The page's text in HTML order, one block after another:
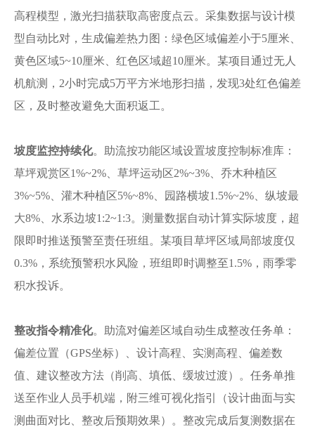
高程模型，激光扫描获取高密度点云。采集数据与设计模
型自动比对，生成偏差热力图：绿色区域偏差小于5厘米、
黄色区域5~10厘米、红色区域超10厘米。某项目通过无人
机航测，2小时完成5万平方米地形扫描，发现3处红色偏差
区，及时整改避免大面积返工。
坡度监控持续化。助流按功能区域设置坡度控制标准库：
草坪观赏区1%~2%、草坪运动区2%~3%、乔木种植区
3%~5%、灌木种植区5%~8%、园路横坡1.5%~2%、纵坡最
大8%、水系边坡1:2~1:3。测量数据自动计算实际坡度，超
限即时推送预警至责任班组。某项目草坪区域局部坡度仅
0.3%，系统预警积水风险，班组即时调整至1.5%，雨季零
积水投诉。
整改指令精准化。助流对偏差区域自动生成整改任务单：
偏差位置（GPS坐标）、设计高程、实测高程、偏差数
值、建议整改方法（削高、填低、缓坡过渡）。任务单推
送至作业人员手机端，附三维可视化指引（设计曲面与实
测曲面对比、整改后预期效果）。整改完成后复测数据在